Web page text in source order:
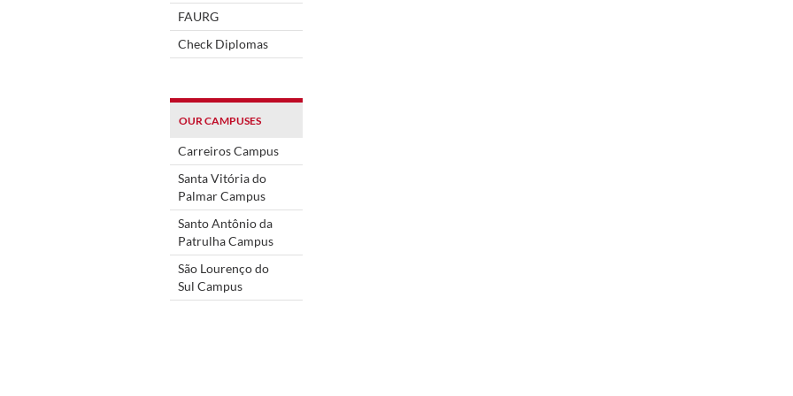
FAURG
Check Diplomas
OUR CAMPUSES
Carreiros Campus
Santa Vitória do
Palmar Campus
Santo Antônio da
Patrulha Campus
São Lourenço do
Sul Campus